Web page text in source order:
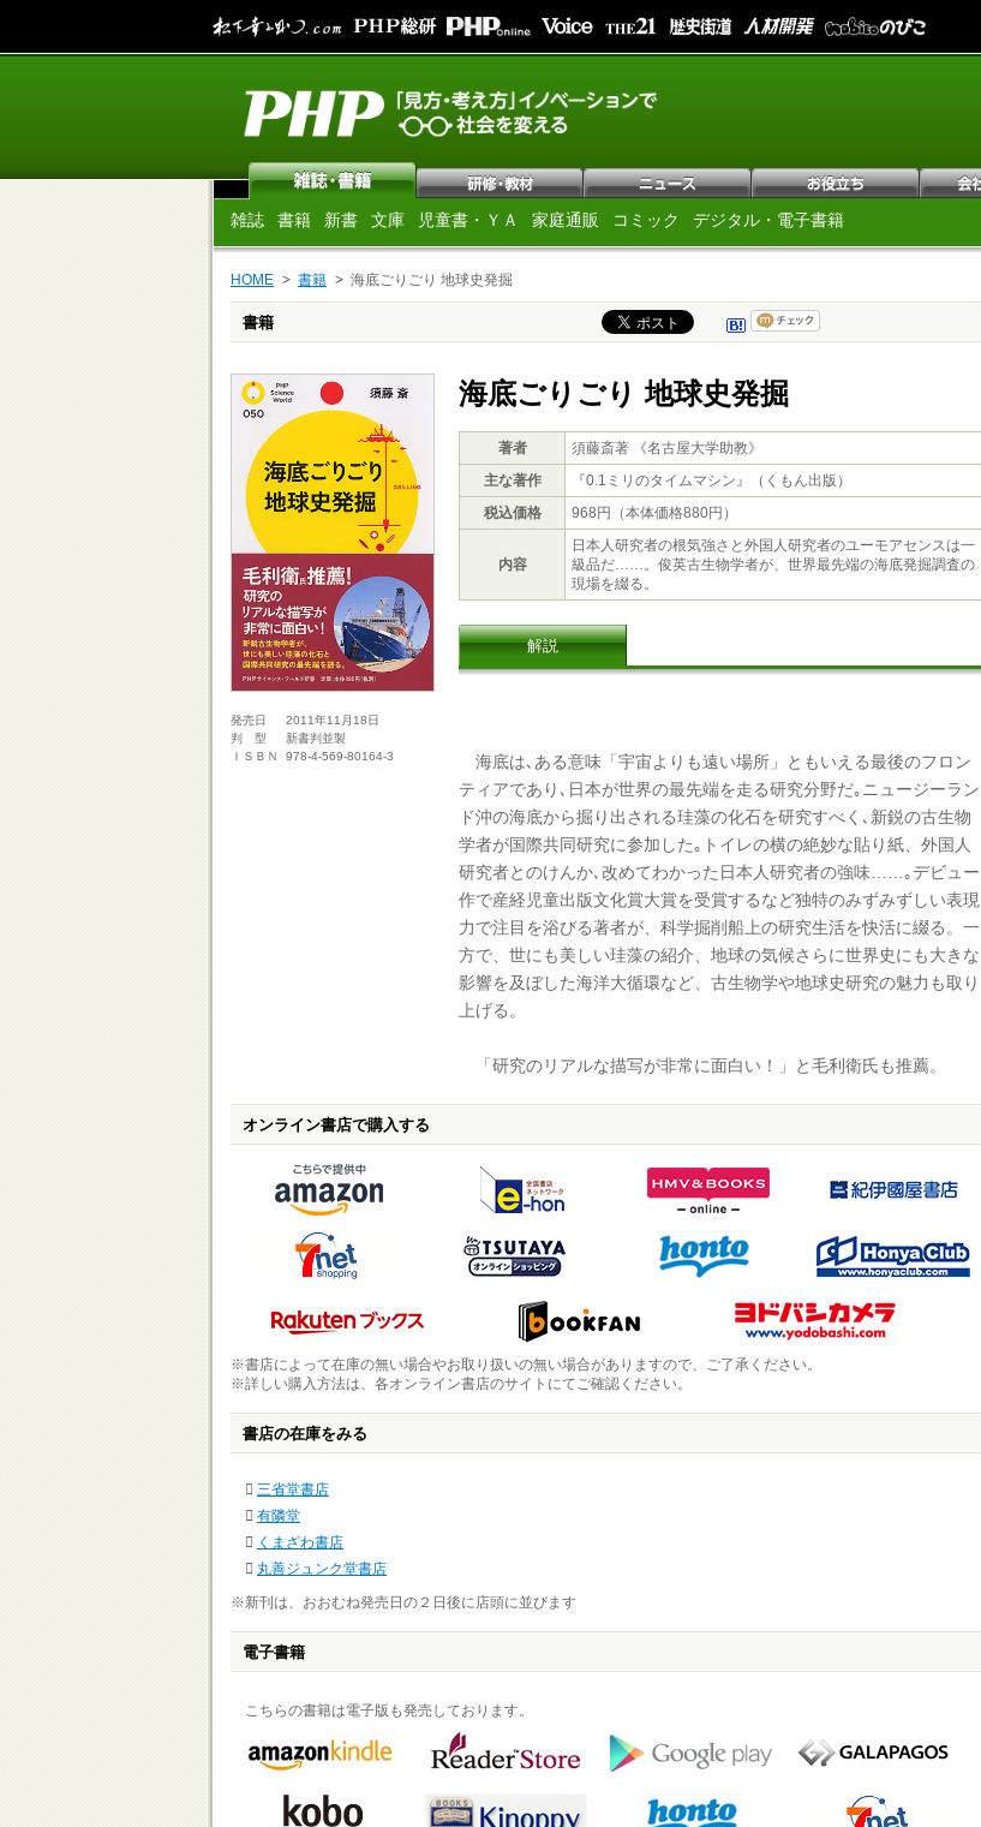
雑誌 書籍 新書 文庫 児童書・ＹＡ 家庭通販 コミック デジタル・電子書籍
HOME 書籍 海底ごりごり 地球史発掘
書籍
発売日
2011年11月18日
判 型
新書判並製
ＩＳＢＮ
978-4-569-80164-3
海底ごりごり 地球史発掘
著者
須藤斎著 《名古屋大学助教》
主な著作
『0.1ミリのタイムマシン』（くもん出版）
税込価格
968円（本体価格880円）
内容
日本人研究者の根気強さと外国人研究者のユーモアセンスは一
級品だ……。俊英古生物学者が、世界最先端の海底発掘調査の
現場を綴る。
解説
海底は､ある意味「宇宙よりも遠い場所」ともいえる最後のフロン
ティアであり､日本が世界の最先端を走る研究分野だ｡ニュージーラン
ド沖の海底から掘り出される珪藻の化石を研究すべく､新鋭の古生物
学者が国際共同研究に参加した｡トイレの横の絶妙な貼り紙、外国人
研究者とのけんか､改めてわかった日本人研究者の強味……｡デビュー
作で産経児童出版文化賞大賞を受賞するなど独特のみずみずしい表現
力で注目を浴びる著者が、科学掘削船上の研究生活を快活に綴る。一
方で、世にも美しい珪藻の紹介、地球の気候さらに世界史にも大きな
影響を及ぼした海洋大循環など、古生物学や地球史研究の魅力も取り
上げる。
「研究のリアルな描写が非常に面白い！」と毛利衛氏も推薦。
オンライン書店で購入する
※書店によって在庫の無い場合やお取り扱いの無い場合がありますので、ご了承ください。
※詳しい購入方法は、各オンライン書店のサイトにてご確認ください。
書店の在庫をみる
三省堂書店
有隣堂
くまざわ書店
丸善ジュンク堂書店
※新刊は、おおむね発売日の２日後に店頭に並びます
電子書籍
こちらの書籍は電子版も発売しております。